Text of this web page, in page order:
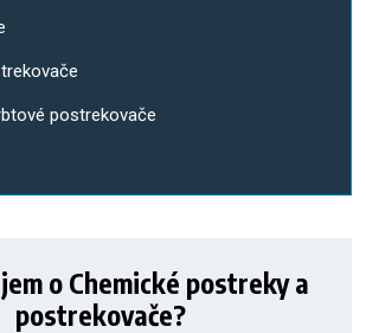
postrekovače
o Chemické postreky a
postrekovače?